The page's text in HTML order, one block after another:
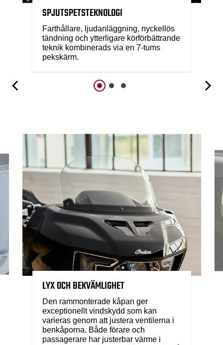
SPJUTSPETSTEKNOLOGI
Farthållare, ljudanläggning, nyckellös
tändning och ytterligare körförbättrande
teknik kombinerads via en 7-tums
pekskärm.
LYX OCH BEKVÄMLIGHET
Den rammonterade kåpan ger
exceptionellt vindskydd som kan
varieras genom att justera ventilerna i
benkåporna. Både förare och
passagerare har justerbar värme i